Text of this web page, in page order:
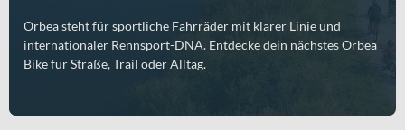
Orbea steht für sportliche Fahrräder mit klarer Linie und
internationaler Rennsport-DNA. Entdecke dein nächstes Orbea
Bike für Straße, Trail oder Alltag.